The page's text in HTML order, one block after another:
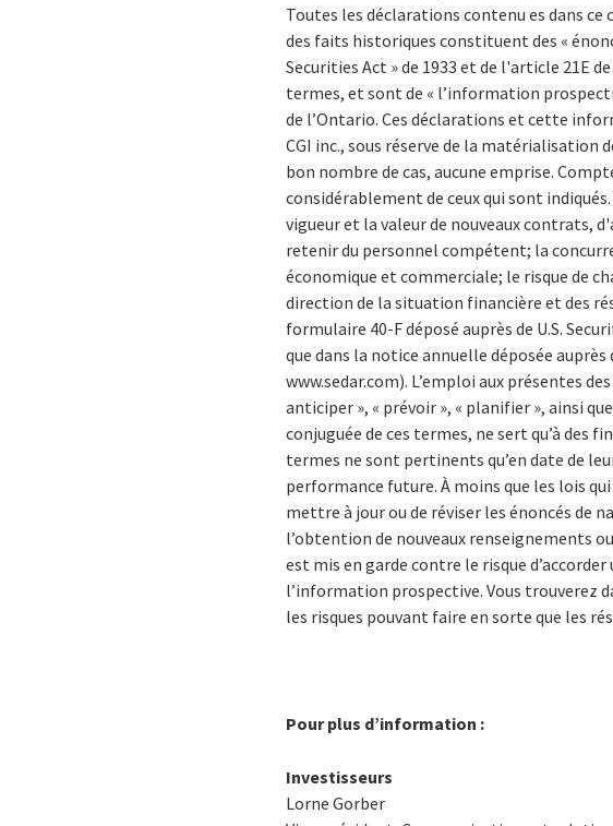
Toutes les déclarations contenu es dans
des faits historiques constituent des «
Securities Act » de 1933 et de l'article 21E
termes, et sont de « l’information
de l’Ontario. Ces déclarations et cette
CGI inc., sous réserve de la matérialisation
bon nombre de cas, aucune emprise.
considérablement de ceux qui sont
vigueur et la valeur de nouveaux contrats,
retenir du personnel compétent; la
économique et commerciale; le risque de
direction de la situation financière et des
formulaire 40-F déposé auprès de U.S.
que dans la notice annuelle déposée
www.sedar.com). L’emploi aux présentes
anticiper », « prévoir », « planifier », ainsi
conjuguée de ces termes, ne sert qu’à des
termes ne sont pertinents qu’en date de
performance future. À moins que les lois
mettre à jour ou de réviser les énoncés de
l’obtention de nouveaux renseignements
est mis en garde contre le risque
l’information prospective. Vous trouverez
les risques pouvant faire en sorte que les
Pour plus d’information :
Investisseurs
Lorne Gorber